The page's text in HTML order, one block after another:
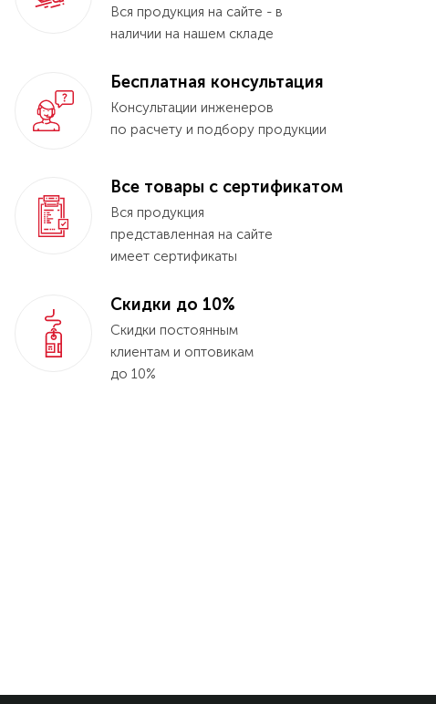
Вся продукция на сайте - в
наличии на нашем складе
Бесплатная консультация
Консультации инженеров
по расчету и подбору продукции
Все товары с сертификатом
Вся продукция
представленная на сайте
имеет сертификаты
Скидки до 10%
Скидки постоянным
клиентам и оптовикам
до 10%